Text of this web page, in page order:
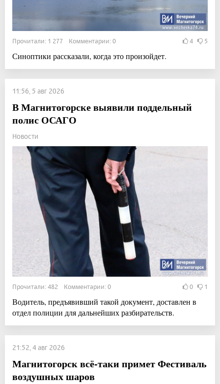
Прочитали: 1 277 Комментарии: 0 4 5
Синоптики рассказали, когда это произойдет.
11:56, 5 авг 2026
В Магнитогорске выявили поддельный
полис ОСАГО
Новости
Прочитали: 482 Комментарии: 0 0 1
Водитель, предъявивший такой документ, доставлен в
отдел полиции для дальнейших разбирательств.
21:52, 4 авг 2026
Магнитогорск всё-таки примет Фестиваль
воздушных шаров